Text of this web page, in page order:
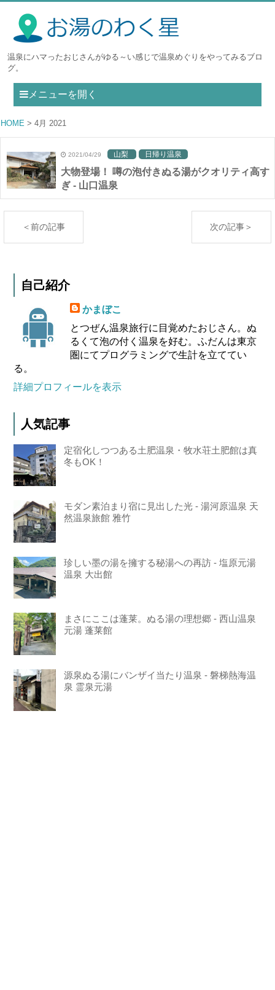
温泉にハマったおじさんがゆる～い感じで温泉めぐりをやってみるブロ
グ。
メニューを開く
HOME 4月 2021
2021/04/29 山梨 日帰り温泉
大物登場！ 噂の泡付きぬる湯がクオリティ高す
ぎ - 山口温泉
＜前の記事 次の記事＞
自己紹介
かまぼこ
とつぜん温泉旅行に目覚めたおじさん。ぬ
るくて泡の付く温泉を好む。ふだんは東京
圏にてプログラミングで生計を立ててい
る。
詳細プロフィールを表示
人気記事
定宿化しつつある土肥温泉・牧水荘土肥館は真
冬もOK！
モダン素泊まり宿に見出した光 - 湯河原温泉 天
然温泉旅館 雅竹
珍しい墨の湯を擁する秘湯への再訪 - 塩原元湯
温泉 大出館
まさにここは蓬莱。ぬる湯の理想郷 - 西山温泉
元湯 蓬莱館
源泉ぬる湯にバンザイ当たり温泉 - 磐梯熱海温
泉 霊泉元湯